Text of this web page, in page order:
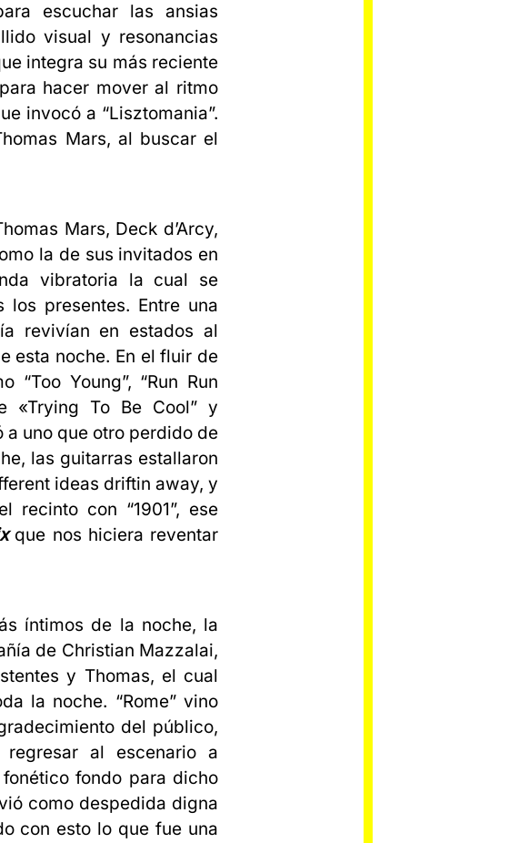
escuchar las ansias
visual y resonancias
integra su más reciente
hacer mover al ritmo
invocó a “Lisztomania”.
Mars, al buscar el
Mars, Deck d’Arcy,
la de sus invitados en
vibratoria la cual se
presentes. Entre una
revivían en estados al
esta noche. En el fluir de
Young”, “Run Run
«Trying To Be Cool” y
a uno que otro perdido de
las guitarras estallaron
ideas driftin away, y
recinto con “1901”, ese
que nos hiciera reventar
íntimos de la noche, la
de Christian Mazzalai,
y Thomas, el cual
la noche. “Rome” vino
del público,
al escenario a
fondo para dicho
como despedida digna
con esto lo que fue una